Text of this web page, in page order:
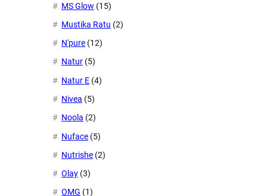
MS Glow (15)
Mustika Ratu (2)
N'pure (12)
Natur (5)
Natur E (4)
Nivea (5)
Noola (2)
Nuface (5)
Nutrishe (2)
Olay (3)
OMG (1)